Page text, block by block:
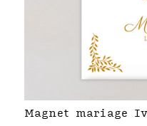
Magnet mariage